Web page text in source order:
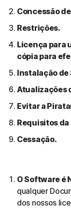
Concessão de
Restrições.
Licença para
cópia para
Instalação de
Atualizações
Evitar a
Requisitos da
Cessação.
O Software é
qualquer
dos nossos